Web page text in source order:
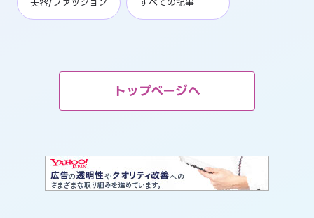
トップページへ